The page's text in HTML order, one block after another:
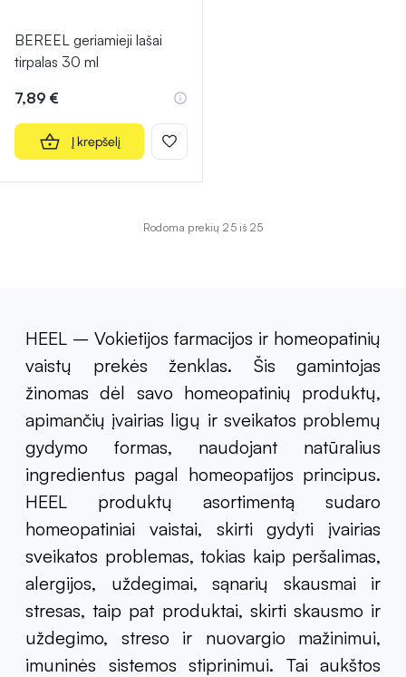
BEREEL geriamieji lašai
tirpalas 30 ml
7,89 €
Į krepšelį
Rodoma prekių 25 iš 25
HEEL – Vokietijos farmacijos ir homeopatinių
vaistų prekės ženklas. Šis gamintojas
žinomas dėl savo homeopatinių produktų,
apimančių įvairias ligų ir sveikatos problemų
gydymo formas, naudojant natūralius
ingredientus pagal homeopatijos principus.
HEEL produktų asortimentą sudaro
homeopatiniai vaistai, skirti gydyti įvairias
sveikatos problemas, tokias kaip peršalimas,
alergijos, uždegimai, sąnarių skausmai ir
stresas, taip pat produktai, skirti skausmo ir
uždegimo, streso ir nuovargio mažinimui,
imuninės sistemos stiprinimui. Tai aukštos